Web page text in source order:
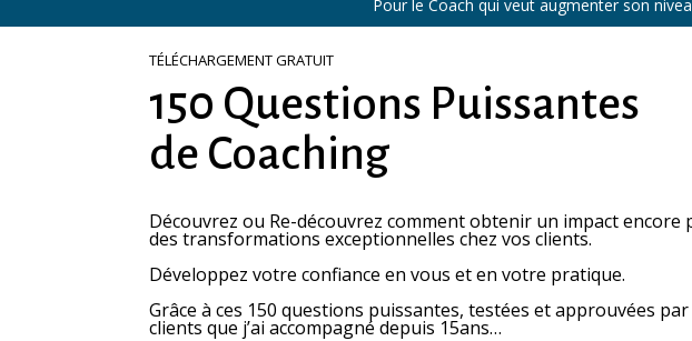
Pour le Coach qui veut augmenter son
TÉLÉCHARGEMENT GRATUIT
150 Questions Puissantes
de Coaching
Découvrez ou Re-découvrez comment obtenir un impact
des transformations exceptionnelles chez vos clients.
Développez votre confiance en vous et en votre pratique.
Grâce à ces 150 questions puissantes, testées et approuvées
clients que j’ai accompagné depuis 15ans…